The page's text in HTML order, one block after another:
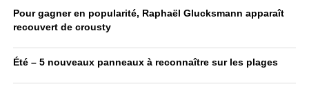
Pour gagner en popularité, Raphaël Glucksmann apparaît
recouvert de crousty
Été – 5 nouveaux panneaux à reconnaître sur les plages